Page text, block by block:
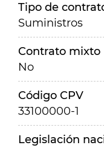
Tipo de
Suministros
Contrato mixto
No
Código CPV
33100000-1
Legislación